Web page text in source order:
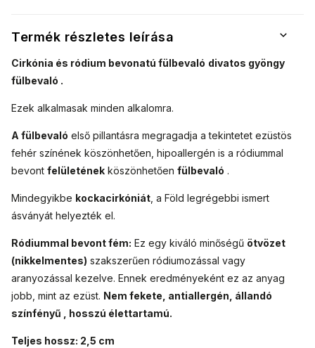
Termék részletes leírása
Cirkónia és ródium bevonatú fülbevaló divatos gyöngy
fülbevaló .
Ezek alkalmasak minden alkalomra.
A fülbevaló első pillantásra megragadja a tekintetet ezüstös
fehér színének köszönhetően, hipoallergén is a ródiummal
bevont felületének köszönhetően fülbevaló .
Mindegyikbe kockacirkóniát , a Föld legrégebbi ismert
ásványát helyezték el.
Ródiummal bevont fém: Ez egy kiváló minőségű ötvözet
(nikkelmentes) szakszerűen ródiumozással vagy
aranyozással kezelve. Ennek eredményeként ez az anyag
jobb, mint az ezüst. Nem fekete, antiallergén, állandó
színfényű , hosszú élettartamú.
Teljes hossz: 2,5 cm